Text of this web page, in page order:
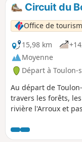
Circuit du
Office de
15,98 km
Moyenne
Départ à Toulon-
Au départ de
travers les forêts,
rivière l'Arroux et